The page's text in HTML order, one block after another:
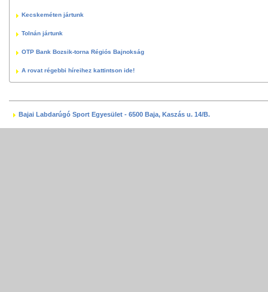
Kecskeméten jártunk
Tolnán jártunk
OTP Bank Bozsik-torna Régiós Bajnokság
A rovat régebbi híreihez kattintson ide!
Bajai Labdarúgó Sport Egyesület - 6500 Baja, Kaszás u. 14/B.